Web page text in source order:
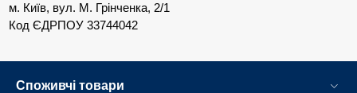
м. Київ, вул. М. Грінченка, 2/1
Код ЄДРПОУ 33744042
Споживчі товари